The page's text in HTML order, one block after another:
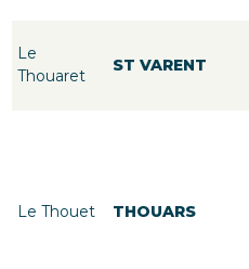
Le
Thouaret
ST VARENT
Le Thouet THOUARS